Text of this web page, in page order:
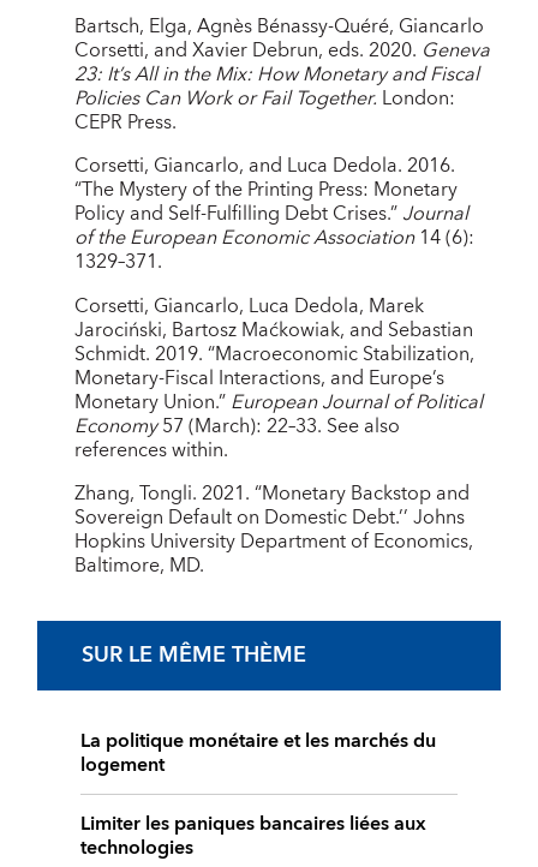
Bartsch, Elga, Agnès Bénassy-Quéré, Giancarlo
Corsetti, and Xavier Debrun, eds. 2020. Geneva
23: It’s All in the Mix: How Monetary and Fiscal
Policies Can Work or Fail Together. London:
CEPR Press.
Corsetti, Giancarlo, and Luca Dedola. 2016.
“The Mystery of the Printing Press: Monetary
Policy and Self-Fulfilling Debt Crises.”Journal
of the European Economic Association14 (6):
1329–371.
Corsetti, Giancarlo, Luca Dedola, Marek
Jarociński, Bartosz Maćkowiak, and Sebastian
Schmidt. 2019. “Macroeconomic Stabilization,
Monetary-Fiscal Interactions, and Europe’s
Monetary Union.”European Journal of Political
Economy57 (March): 22–33. See also
references within.
Zhang, Tongli. 2021. “Monetary Backstop and
Sovereign Default on Domestic Debt.’’ Johns
Hopkins University Department of Economics,
Baltimore, MD.
SUR LE MÊME THÈME
La politique monétaire et les marchés du
logement
Limiter les paniques bancaires liées aux
technologies